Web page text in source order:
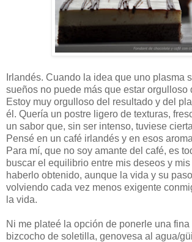
Irlandés. Cuando la idea que uno plasma
sueños no puede más que estar orgulloso
Estoy muy orgulloso del resultado y del
él. Quería un postre ligero de texturas,
un sabor que, sin ser intenso, tuviese
Pensé en un café irlandés y en esos
Para mí, que no soy amante del café, es
buscar el equilibrio entre mis deseos y
haberlo obtenido, aunque la vida y su
volviendo cada vez menos exigente
la vida.
Ni me plateé la opción de ponerle una fina
bizcocho de soletilla, genovesa al agua/